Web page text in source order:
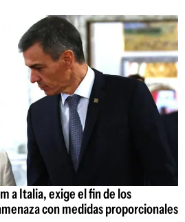
a Italia, exige el fin de los
con medidas proporcionales